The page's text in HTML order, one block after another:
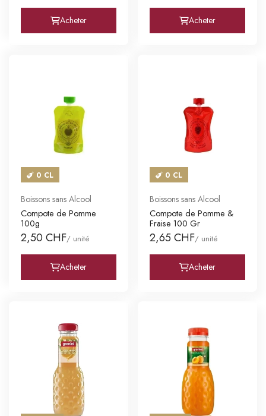
Acheter Acheter
0 CL
Boissons sans Alcool
Compote de Pomme
100g
2,50 CHF/ unité
Acheter
0 CL
Boissons sans Alcool
Compote de Pomme &
Fraise 100 Gr
2,65 CHF/ unité
Acheter